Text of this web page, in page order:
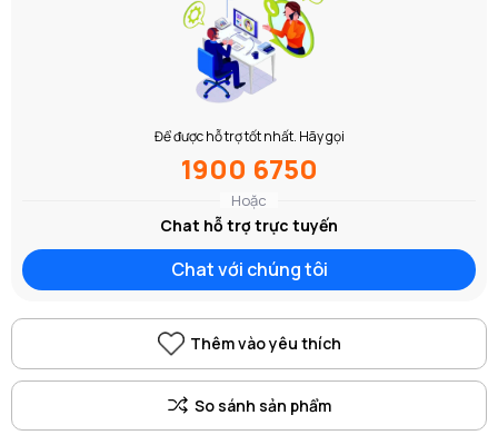
Để được hỗ trợ tốt nhất. Hãy gọi
1900 6750
Hoặc
Chat hỗ trợ trực tuyến
Chat với chúng tôi
Thêm vào yêu thích